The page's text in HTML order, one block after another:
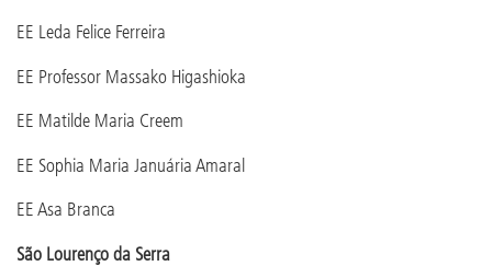
EE Leda Felice Ferreira
EE Professor Massako Higashioka
EE Matilde Maria Creem
EE Sophia Maria Januária Amaral
EE Asa Branca
São Lourenço da Serra